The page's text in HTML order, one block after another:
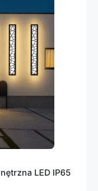
LED IP65